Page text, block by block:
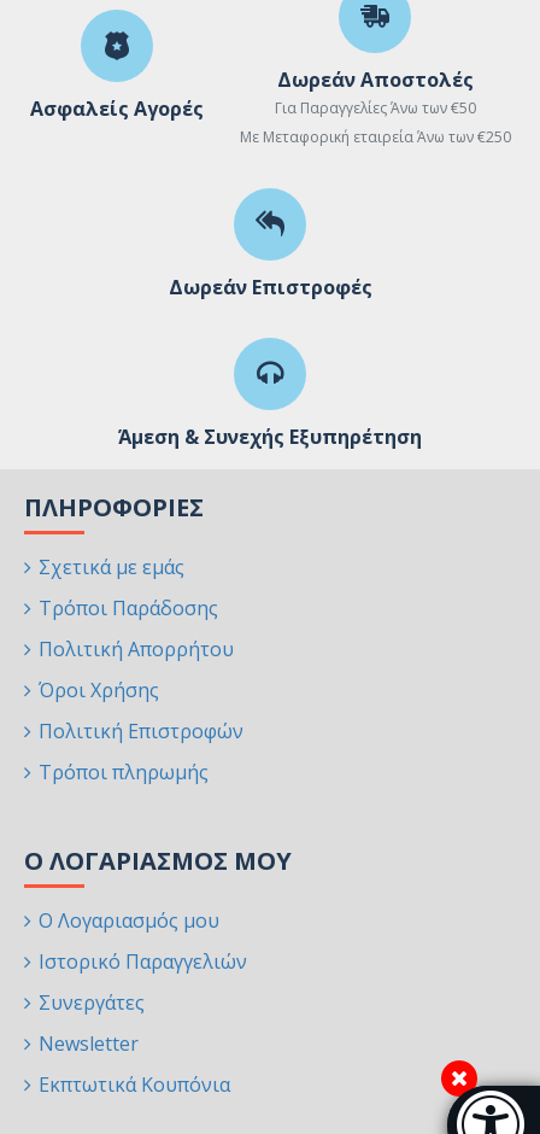
Μπάρα
Ασφαλείς Αγορές
Δωρεάν Αποστολές
Για Παραγγελίες Άνω των €50
Με Μεταφορική εταιρεία Άνω των €250
Δωρεάν Επιστροφές
Άμεση & Συνεχής Εξυπηρέτηση
ΠΛΗΡΟΦΟΡΊΕΣ
Σχετικά με εμάς
Τρόποι Παράδοσης
Πολιτική Απορρήτου
Όροι Χρήσης
Πολιτική Επιστροφών
Τρόποι πληρωμής
Ο ΛΟΓΑΡΙΑΣΜΌΣ ΜΟΥ
Ο Λογαριασμός μου
Ιστορικό Παραγγελιών
Συνεργάτες
Newsletter
Εκπτωτικά Κουπόνια